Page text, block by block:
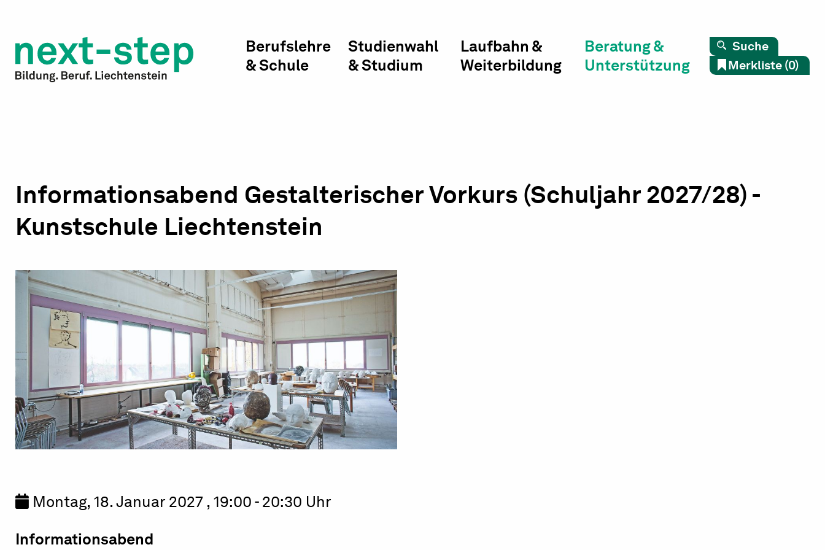
Laufbahn & Weiterbildung
Beratung & Unterstützung
Berufslehre
& Schule
Studienwahl
& Studium
Laufbahn &
Weiterbildung
Beratung &
Unterstützung
Suche
Merkliste (0)
Informationsabend Gestalterischer Vorkurs (Schuljahr 2027/28) -
Kunstschule Liechtenstein
Montag, 18. Januar 2027 , 19:00 - 20:30 Uhr
Informationsabend